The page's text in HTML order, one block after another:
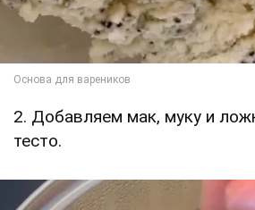
2. Добавляем мак, муку и
тесто.